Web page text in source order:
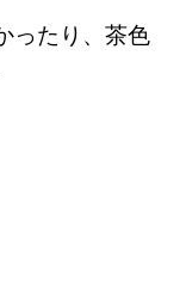
ったり、茶色